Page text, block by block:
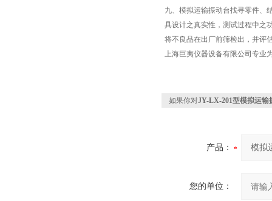
九、模拟运输振动台找寻零件、
具设计之真实性，测试过程中之
将不良品在出厂前筛检出，并评
上海巨夷仪器设备有限公司专
如果你对JY-LX-201型模拟运输
产品：
您的单位：